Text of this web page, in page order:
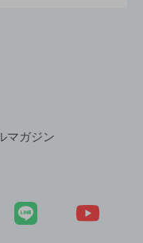
マガジン